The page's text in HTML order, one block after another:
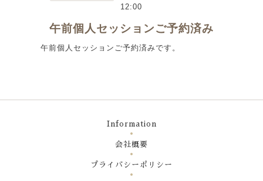
12:00
午前個人セッションご予約済み
午前個人セッションご予約済みです。
Information
会社概要
プライバシーポリシー